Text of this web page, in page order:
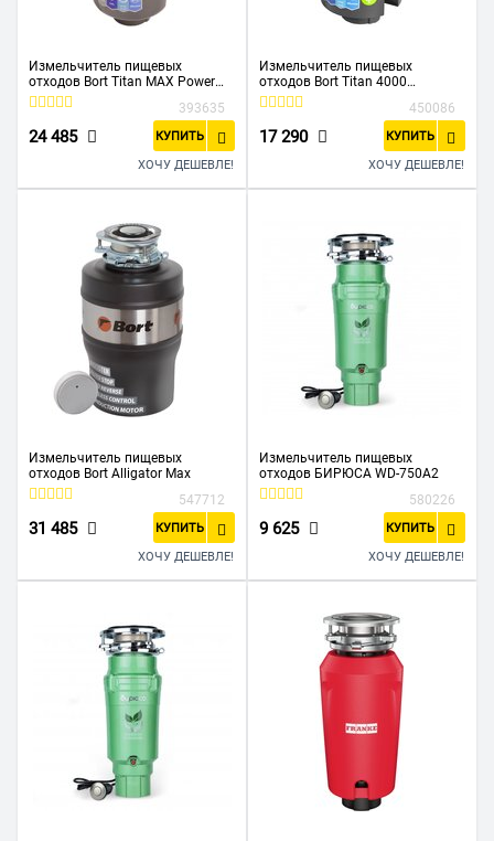
Измельчитель пищевых
отходов Bort Titan MAX Power
FullControl (93410266)
393635
24 485 КУПИТЬ
ХОЧУ ДЕШЕВЛЕ!
Измельчитель пищевых
отходов Bort Titan 4000
(91275769)
450086
17 290 КУПИТЬ
ХОЧУ ДЕШЕВЛЕ!
Измельчитель пищевых
отходов Bort Alligator Max
547712
31 485 КУПИТЬ
ХОЧУ ДЕШЕВЛЕ!
Измельчитель пищевых
отходов БИРЮСА WD-750A2
580226
9 625 КУПИТЬ
ХОЧУ ДЕШЕВЛЕ!